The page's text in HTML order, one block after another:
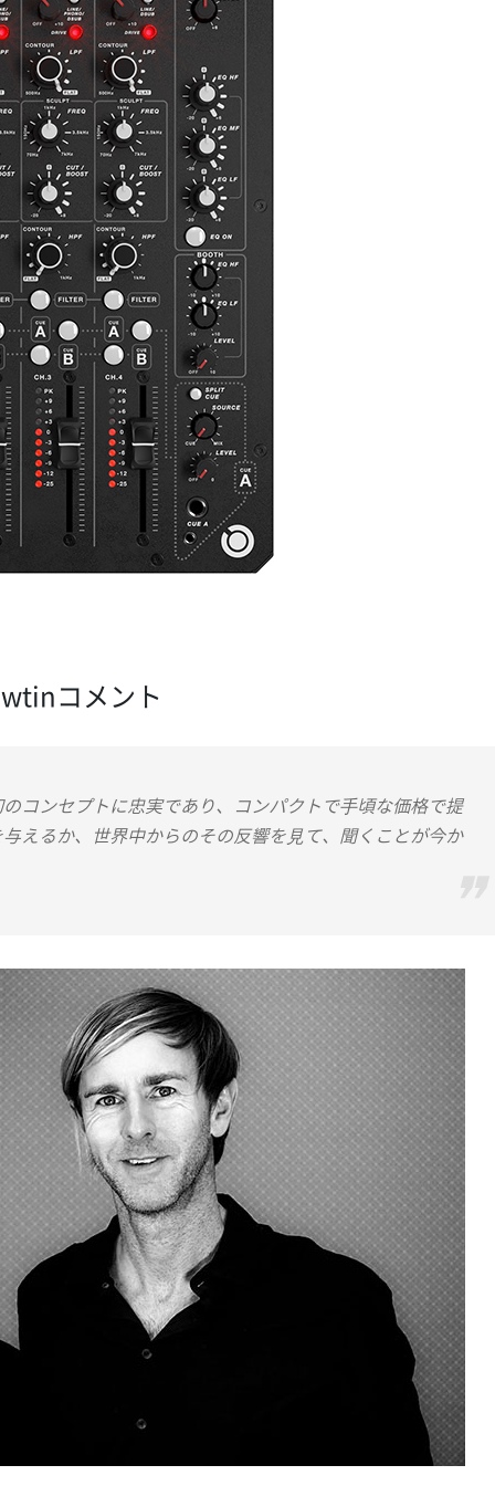
コメント
コンセプトに忠実であり、コンパクトで⼿頃な価格で提
えるか、世界中からのその反響を⾒て、聞くことが今か